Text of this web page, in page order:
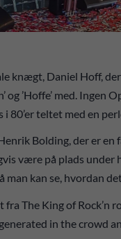
knægt, Daniel Hoff,
og ’Hoffe’ med.
i 80’er teltet med en
Bolding, der er
være på plads under
man kan se, hvordan
The King of Rock’n
in the crowd